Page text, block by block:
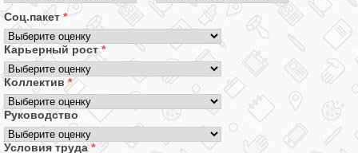
Соц.пакет *
Карьерный рост*
Коллектив*
Руководство
Условия труда*